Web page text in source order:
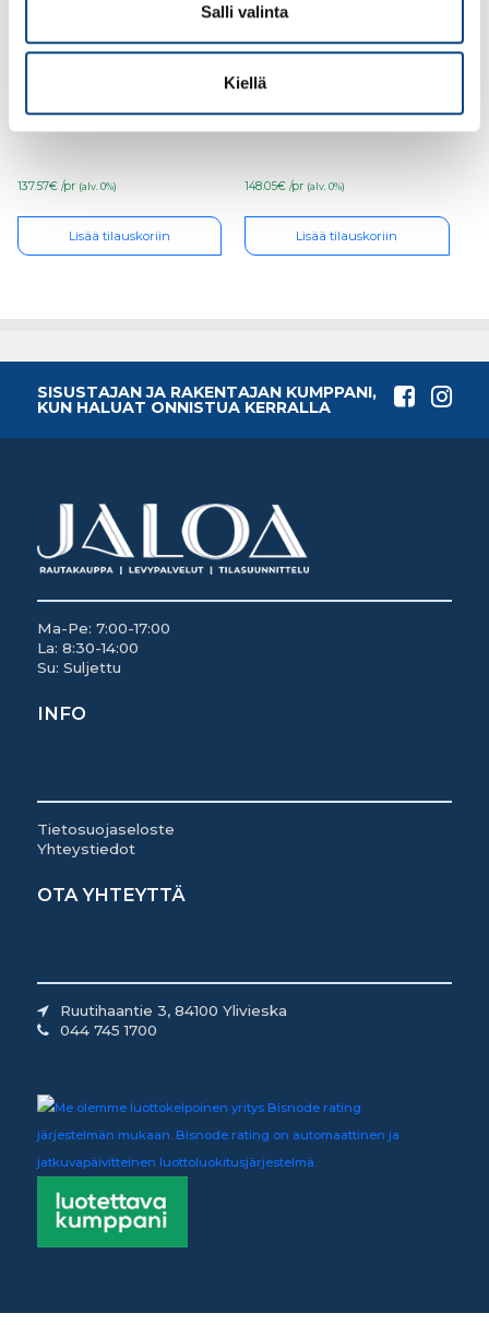
Salli valinta
Kiellä
48-52477-393-71M
137.57€ /pr (alv. 0%)
Lisää tilauskoriin
Turvajalkine Sievi
S1P koko 46, 44-52363-
148.05€ /pr (alv. 0%)
Lisää tilauskoriin
SISUSTAJAN JA RAKENTAJAN KUMPPANI,
KUN HALUAT ONNISTUA KERRALLA
Ma-Pe: 7:00-17:00
La: 8:30-14:00
Su: Suljettu
INFO
Tietosuojaseloste
Yhteystiedot
OTA YHTEYTTÄ
Ruutihaantie 3, 84100 Ylivieska
044 745 1700